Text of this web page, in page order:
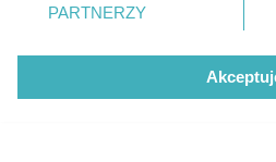
Historia miasta
znajdujący się w lewym dolnym
przetwarzaniu. Preferencje będą
PARTNERZY